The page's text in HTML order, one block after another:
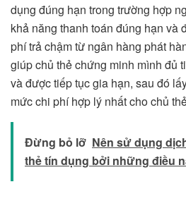
dụng đúng hạn trong trường hợp
khả năng thanh toán đúng hạn và
phí trả chậm từ ngân hàng phát
giúp chủ thẻ chứng minh mình đủ
và được tiếp tục gia hạn, sau đó
mức chi phí hợp lý nhất cho chủ
Đừng bỏ lỡ Nên sử dụng
thẻ tín dụng bởi những điều